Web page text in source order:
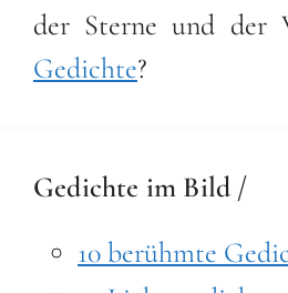
der Sterne und der
Gedichte?
Gedichte im Bild /
10 berühmte